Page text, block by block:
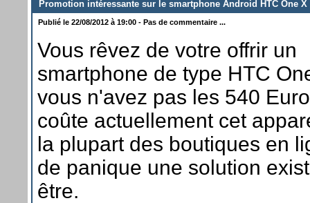
Promotion intéressante sur le smartphone Android HTC One X
Publié le 22/08/2012 à 19:00 - Pas de commentaire ...
Vous rêvez de votre offrir un
smartphone de type HTC
vous n'avez pas les 540
coûte actuellement cet
la plupart des boutiques en
de panique une solution
être.